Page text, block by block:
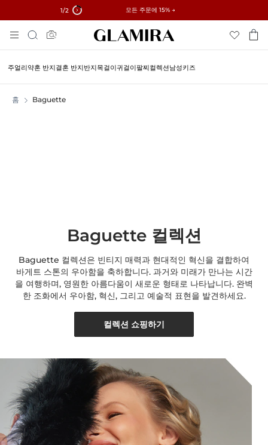
1/2 모든 주문에 15% →
✓60일 이내 반품 가능 ✓무료 사이즈 조정
To
Content
검
주얼리약혼 반지결혼 반지반지목걸이귀걸이팔찌컬렉션남성키즈
홈 Baguette
Baguette 컬렉션
Baguette 컬렉션은 빈티지 매력과 현대적인 혁신을 결합하여
바게트 스톤의 우아함을 축하합니다. 과거와 미래가 만나는 시간
을 여행하며, 영원한 아름다움이 새로운 형태로 나타납니다. 완벽
한 조화에서 우아함, 혁신, 그리고 예술적 표현을 발견하세요.
컬렉션 쇼핑하기